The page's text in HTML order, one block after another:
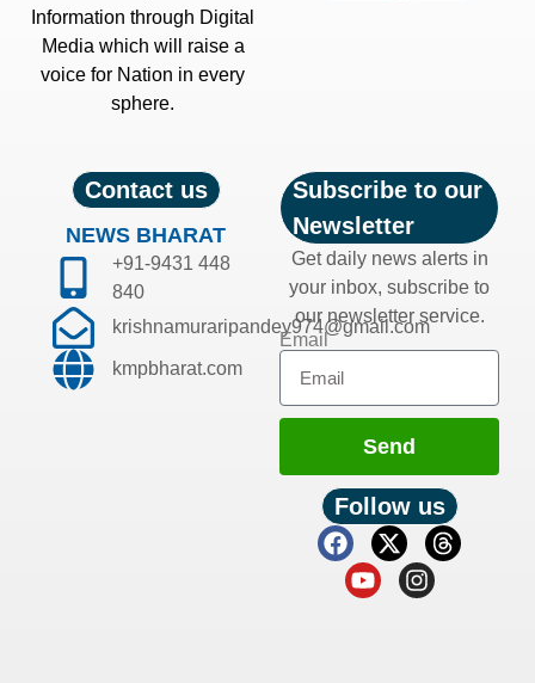
Information through Digital
Media which will raise a
voice for Nation in every
sphere.
Contact us
NEWS BHARAT
+91-9431 448
840
krishnamuraripandey974@gmail.com
kmpbharat.com
Subscribe to our
Newsletter
Get daily news alerts in
your inbox, subscribe to
our newsletter service.
Email
Send
Follow us